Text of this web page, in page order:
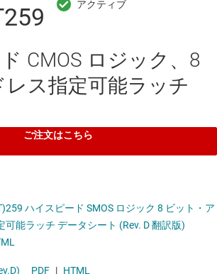
CMOS ロジック、8
レス指定可能ラッチ
ご注文はこちら
ハイスピード SMOS ロジック 8 ビット・ア
可能ラッチ データシート (Rev. D 翻訳版)
PDF | HTML